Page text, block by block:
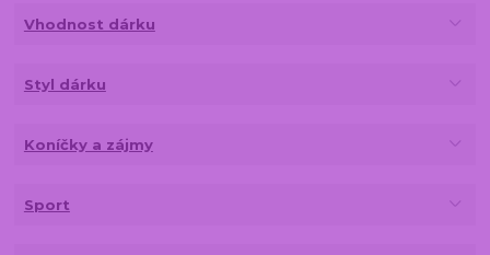
Vhodnost dárku
Styl dárku
Koníčky a zájmy
Sport